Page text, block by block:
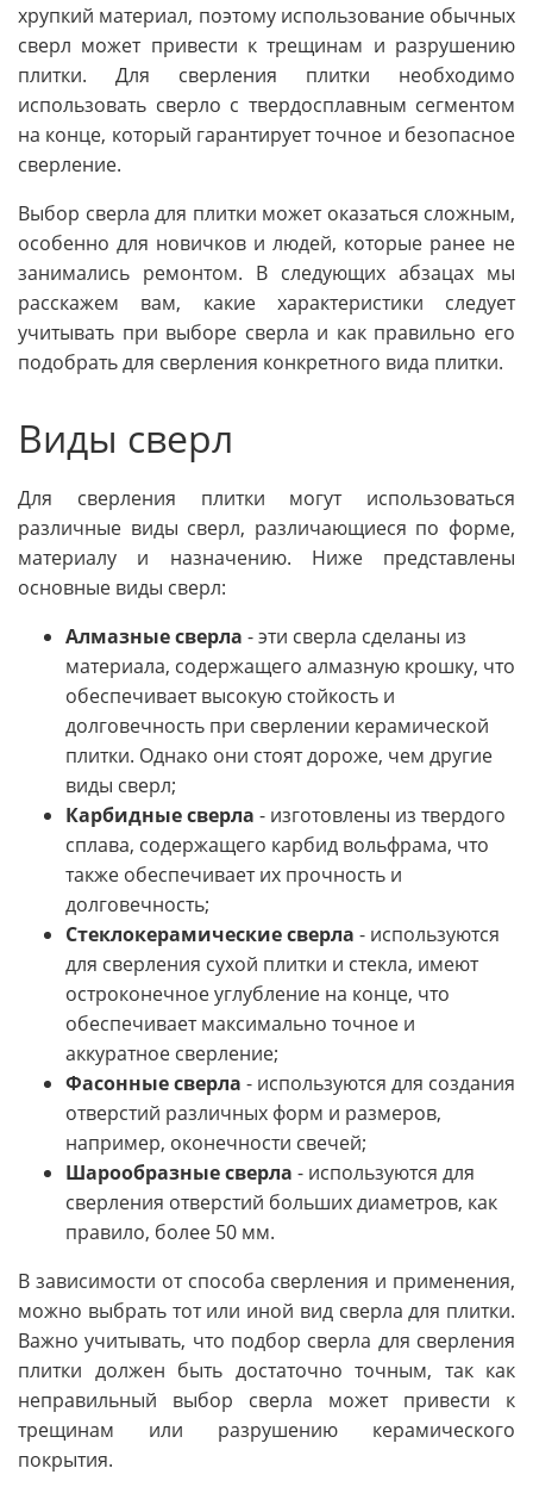
хрупкий материал, поэтому использование обычных
сверл может привести к трещинам и разрушению
плитки. Для сверления плитки необходимо
использовать сверло с твердосплавным сегментом
на конце, который гарантирует точное и безопасное
сверление.
Выбор сверла для плитки может оказаться сложным,
особенно для новичков и людей, которые ранее не
занимались ремонтом. В следующих абзацах мы
расскажем вам, какие характеристики следует
учитывать при выборе сверла и как правильно его
подобрать для сверления конкретного вида плитки.
Виды сверл
Для сверления плитки могут использоваться
различные виды сверл, различающиеся по форме,
материалу и назначению. Ниже представлены
основные виды сверл:
Алмазные сверла - эти сверла сделаны из
материала, содержащего алмазную крошку, что
обеспечивает высокую стойкость и
долговечность при сверлении керамической
плитки. Однако они стоят дороже, чем другие
виды сверл;
Карбидные сверла - изготовлены из твердого
сплава, содержащего карбид вольфрама, что
также обеспечивает их прочность и
долговечность;
Стеклокерамические сверла - используются
для сверления сухой плитки и стекла, имеют
остроконечное углубление на конце, что
обеспечивает максимально точное и
аккуратное сверление;
Фасонные сверла - используются для создания
отверстий различных форм и размеров,
например, оконечности свечей;
Шарообразные сверла - используются для
сверления отверстий больших диаметров, как
правило, более 50 мм.
В зависимости от способа сверления и применения,
можно выбрать тот или иной вид сверла для плитки.
Важно учитывать, что подбор сверла для сверления
плитки должен быть достаточно точным, так как
неправильный выбор сверла может привести к
трещинам или разрушению керамического
покрытия.